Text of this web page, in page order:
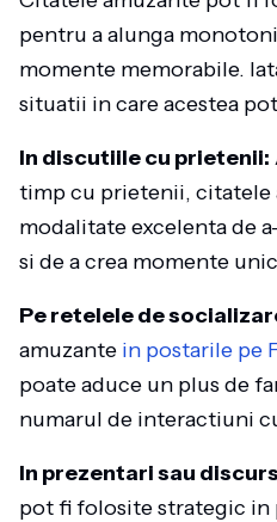
pentru a alunga
momente memorabile.
situatii in care acestea
In discutiile cu prietenii:
timp cu prietenii, citatele
modalitate excelenta de
si de a crea momente
Pe retelele de
amuzante in postarile pe
poate aduce un plus de
numarul de interactiuni
In prezentari sau
pot fi folosite strategic in